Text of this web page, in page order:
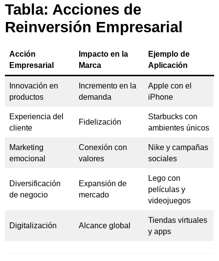
Tabla: Acciones de
Reinversión Empresarial
Acción
Empresarial
Impacto en la
Marca
Ejemplo de
Aplicación
Innovación en
productos
Incremento en la
demanda
Apple con el
iPhone
Experiencia del
cliente
Fidelización
Starbucks con
ambientes únicos
Marketing
emocional
Conexión con
valores
Nike y campañas
sociales
Diversificación
de negocio
Expansión de
mercado
Lego con
películas y
videojuegos
Digitalización Alcance global
Tiendas virtuales
y apps